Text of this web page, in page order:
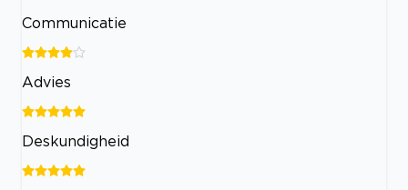
Communicatie
Advies
Deskundigheid